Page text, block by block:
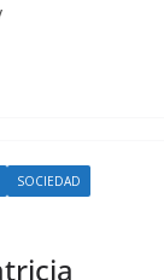
SOCIEDAD